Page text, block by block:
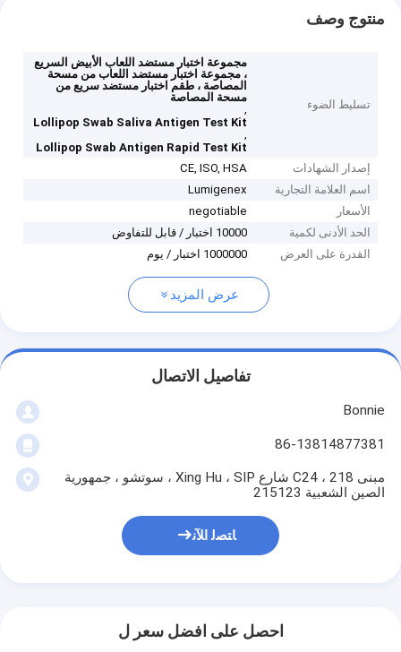
منتوج وصف
تسليط الضوء
مجموعة اختبار مستضد اللعاب الأبيض السريع
، مجموعة اختبار مستضد اللعاب من مسحة
المصاصة ، طقم اختبار مستضد سريع من
مسحة المصاصة
,
Lollipop Swab Saliva Antigen Test Kit
,
Lollipop Swab Antigen Rapid Test Kit
إصدار الشهادات
CE, ISO, HSA
اسم العلامة التجارية
Lumigenex
الأسعار
negotiable
الحد الأدنى لكمية
10000 اختبار / قابل للتفاوض
القدرة على العرض
1000000 اختبار / يوم
عرض المزيد
تفاصيل الاتصال
Bonnie
86-13814877381
مبنى C24 ، 218 شارع Xing Hu ، SIP ، سوتشو ، جمهورية
الصين الشعبية 215123
ﺎﺘﺼﻟ ﺍﻶﻧ
احصل على افضل سعر ل